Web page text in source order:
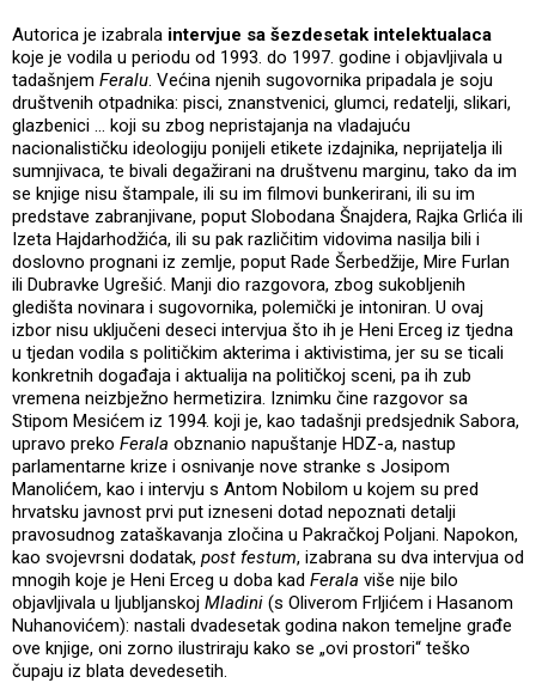
Autorica je izabrala intervjue sa šezdesetak intelektualaca
koje je vodila u periodu od 1993. do 1997. godine i objavljivala u
tadašnjem Feralu. Većina njenih sugovornika pripadala je soju
društvenih otpadnika: pisci, znanstvenici, glumci, redatelji, slikari,
glazbenici … koji su zbog nepristajanja na vladajuću
nacionalističku ideologiju ponijeli etikete izdajnika, neprijatelja ili
sumnjivaca, te bivali degažirani na društvenu marginu, tako da im
se knjige nisu štampale, ili su im filmovi bunkerirani, ili su im
predstave zabranjivane, poput Slobodana Šnajdera, Rajka Grlića ili
Izeta Hajdarhodžića, ili su pak različitim vidovima nasilja bili i
doslovno prognani iz zemlje, poput Rade Šerbedžije, Mire Furlan
ili Dubravke Ugrešić. Manji dio razgovora, zbog sukobljenih
gledišta novinara i sugovornika, polemički je intoniran. U ovaj
izbor nisu uključeni deseci intervjua što ih je Heni Erceg iz tjedna
u tjedan vodila s političkim akterima i aktivistima, jer su se ticali
konkretnih događaja i aktualija na političkoj sceni, pa ih zub
vremena neizbježno hermetizira. Iznimku čine razgovor sa
Stipom Mesićem iz 1994. koji je, kao tadašnji predsjednik Sabora,
upravo preko Ferala obznanio napuštanje HDZ-a, nastup
parlamentarne krize i osnivanje nove stranke s Josipom
Manolićem, kao i intervju s Antom Nobilom u kojem su pred
hrvatsku javnost prvi put izneseni dotad nepoznati detalji
pravosudnog zataškavanja zločina u Pakračkoj Poljani. Napokon,
kao svojevrsni dodatak, post festum, izabrana su dva intervjua od
mnogih koje je Heni Erceg u doba kad Ferala više nije bilo
objavljivala u ljubljanskoj Mladini (s Oliverom Frljićem i Hasanom
Nuhanovićem): nastali dvadesetak godina nakon temeljne građe
ove knjige, oni zorno ilustriraju kako se „ovi prostori“ teško
čupaju iz blata devedesetih.